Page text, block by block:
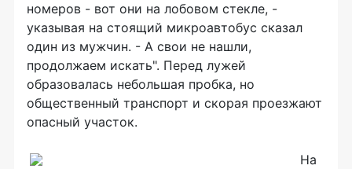
номеров - вот они на лобовом стекле, -
указывая на стоящий микроавтобус сказал
один из мужчин. - А свои не нашли,
продолжаем искать". Перед лужей
образовалась небольшая пробка, но
общественный транспорт и скорая проезжают
опасный участок.
На